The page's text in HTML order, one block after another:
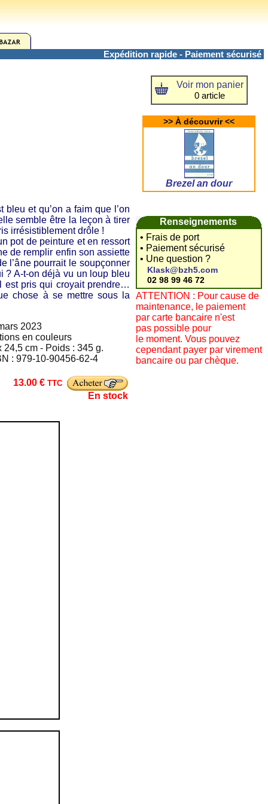
Expédition rapide - Paiement sécurisé
et qu’on a faim que l’on
semble être la leçon à tirer
irrésistiblement drôle !
pot de peinture et en ressort
de remplir enfin son assiette
l’âne pourrait le soupçonner
? A-t-on déjà vu un loup bleu
est pris qui croyait prendre…
chose à se mettre sous la
2023
en couleurs
24,5 cm - Poids : 345 g.
: 979-10-90456-62-4
13.00 € TTC
En stock
Voir mon panier
0 article
>> À découvrir <<
Brezel an dour
Renseignements
• Frais de port
• Paiement sécurisé
• Une question ?
Klask@bzh5.com
02 98 99 46 72
ATTENTION : Pour cause de
maintenance, le paiement
par carte bancaire n'est
pas possible pour
le moment. Vous pouvez
cependant payer par virement
bancaire ou par chèque.